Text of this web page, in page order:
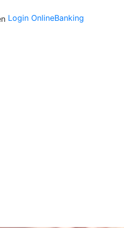
Login OnlineBanking